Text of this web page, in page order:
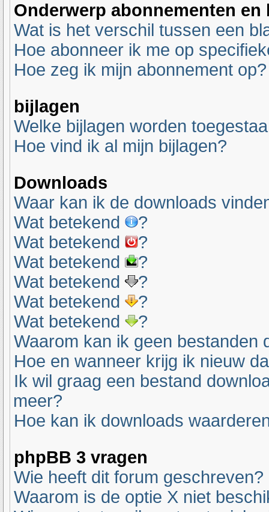
Onderwerp abonnementen en
Wat is het verschil tussen een
Hoe abonneer ik me op
Hoe zeg ik mijn abonnement op?
bijlagen
Welke bijlagen worden
Hoe vind ik al mijn bijlagen?
Downloads
Waar kan ik de downloads
Wat betekend
?
Wat betekend
?
Wat betekend
?
Wat betekend
?
Wat betekend
?
Wat betekend
?
Waarom kan ik geen bestanden
Hoe en wanneer krijg ik nieuw
Ik wil graag een bestand
meer?
Hoe kan ik downloads
phpBB 3 vragen
Wie heeft dit forum geschreven?
Waarom is de optie X niet